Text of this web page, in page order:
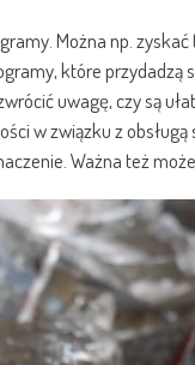
Można np.
które przydadzą
uwagę, czy są
w związku z
Ważna też